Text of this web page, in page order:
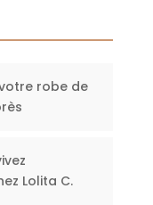
robe de
Lolita C.